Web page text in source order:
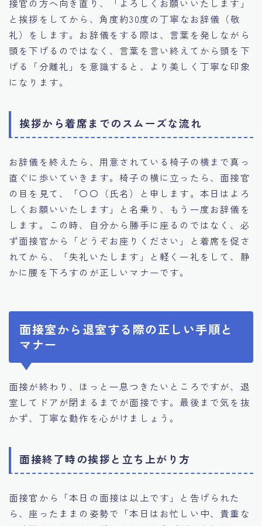
接官の方へ向き直り、「よろしくお願いいたします」
と挨拶をしてから、角度約30度の丁寧なお辞儀（敬
礼）をします。お辞儀をする際は、言葉を発しながら
頭を下げるのではなく、言葉を言い終えてから頭を下
げる「分離礼」を意識すると、より美しく丁寧な印象
になります。
挨拶から着席までのスムーズな流れ
お辞儀を終えたら、用意されている椅子の横まで真っ
直ぐに歩いていきます。椅子の横に立ったら、面接官
の目を見て、「〇〇（氏名）と申します。本日はよろ
しくお願いいたします」と名乗り、もう一度お辞儀を
します。この時、自分から勝手に座るのではなく、必
ず面接官から「どうぞお座りください」と着席を促さ
れてから、「失礼いたします」と軽く一礼をして、静
かに腰を下ろすのが正しいマナーです。
面接室から退室する際の正しい手順と
マナー
面接が終わり、ほっと一息つきたいところですが、退
室してドアが閉まるまでが面接です。最後まで気を抜
かず、丁寧な動作を心がけましょう。
面接終了時の挨拶と立ち上がり方
面接官から「本日の面接は以上です」と告げられた
ら、座ったままの姿勢で「本日はお忙しい中、貴重な